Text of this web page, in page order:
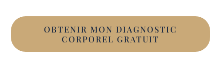
OBTENIR MON DIAGNOSTIC
CORPOREL GRATUIT